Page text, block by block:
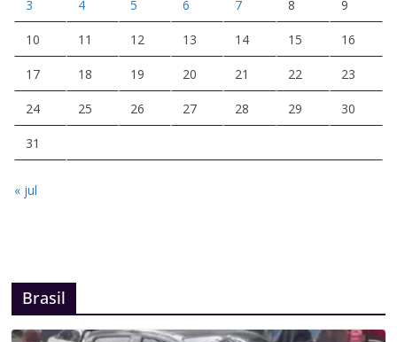
3 4 5 6 7 8 9
10 11 12 13 14 15 16
17 18 19 20 21 22 23
24 25 26 27 28 29 30
31
« jul
Brasil